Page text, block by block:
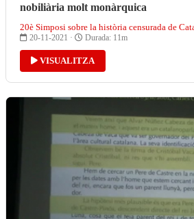
nobiliària molt monàrquica
20è Simposi sobre la història censurada de
20-11-2021 · Durada: 11m
VISUALITZA